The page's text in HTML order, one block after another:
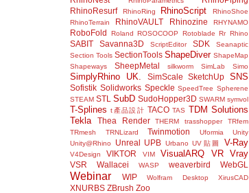
RhinoResurf
RhinoRing RhinoScript
RhinoShoe
RhinoTerrain
RhinoVAULT Rhinozine RHYNAMO
RoboFold Roland ROSOCOOP Rotoblade Rr Rhino
SABIT Savanna3D ScriptEditor SDK
Seanaptic
Section Tools SectionTools ShapeDiver ShapeMap
Shapeways
SheepMetal silkworm SimLab Simo
SimplyRhino UK. SimScale SketchUp SNS
Sofistik Solidworks Speckle SpeedTree Spherene
STEAM STL SubD SudoHopper3D SWARM symvol
T-Splines t產品設計 TACO TAS TDM Solutions
Tekla
Thea Render THERM trasshopper
TRfem
TRmesh
TRNLizard Twinmotion Uformia
Unity
Unity@Rhino
Unreal UPB Urbano UV貼圖 V-Ray
V4Design VIKTOR VIM VisualARQ VR Vray
VSR Wallacei WASP weaverbird WebGL
Webinar WIP Wolfram Desktop XirusCAD
XNURBS ZBrush Zoo